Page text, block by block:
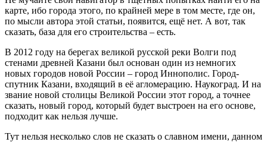
карте, ибо города этого, по крайней мере в том месте, где он,
по мысли автора этой статьи, появится, ещё нет. А вот, так
сказать, база для его строительства – есть.
В 2012 году на берегах великой русской реки Волги под
стенами древней Казани был основан один из немногих
новых городов новой России – город Иннополис. Город-
спутник Казани, входящий в её агломерацию. Наукоград. И на
звание новой столицы Великой России этот город, а точнее
сказать, новый город, который будет выстроен на его основе,
подходит как нельзя лучше.
Тут нельзя несколько слов не сказать о славном имени, данном